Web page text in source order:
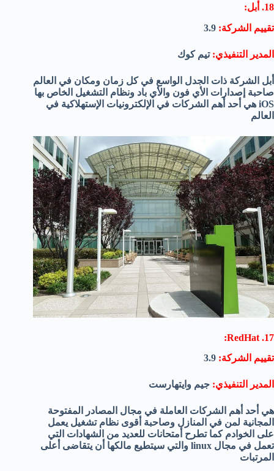
18. أبل:
تقييم الشركة:
المدير التنفيذي: تيم كوك
أبل الشركة ذات الجدل الواسع في كل زمان ومكان في العالم
صاحبة إصدارات الأي فون والأي باد ونظام التشغيل الخاص بها
iOS هي أحد أهم الشركات في الإلكترونيات الإستهلاكية في
العالم
17. RedHat:
تقييم الشركة:
المدير التنفيذي: جيم وايتهارست
هي أحد أهم الشركات العاملة في مجال المصادر المفتوحة
المجانية لمن في المنازل وصاحبة أقوى نظام تشغيل يعمل
على الخوادم كما تطرح أمتحانات للعديد من الشهادات التي
تعمل في مجال linux والتي سيتطيع مالكها أن يتقاضى أعلى
المرتبات